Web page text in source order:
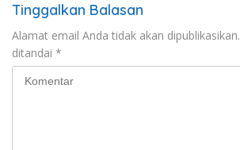
Tinggalkan Balasan
Alamat email Anda tidak akan dipublikasikan.
ditandai *